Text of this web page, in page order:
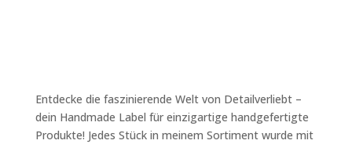
Entdecke die faszinierende Welt von Detailverliebt –
dein Handmade Label für einzigartige handgefertigte
Produkte! Jedes Stück in meinem Sortiment wurde mit